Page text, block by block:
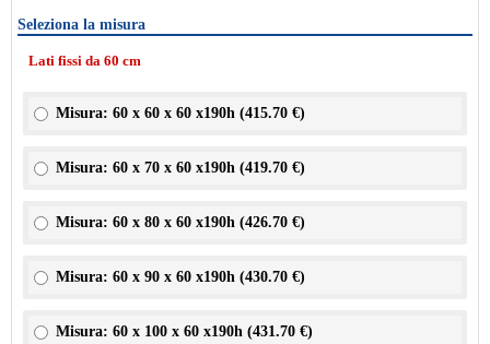
Seleziona la misura
Lati fissi da 60 cm
Misura: 60 x 60 x 60 x190h (415.70 €)
Misura: 60 x 70 x 60 x190h (419.70 €)
Misura: 60 x 80 x 60 x190h (426.70 €)
Misura: 60 x 90 x 60 x190h (430.70 €)
Misura: 60 x 100 x 60 x190h (431.70 €)